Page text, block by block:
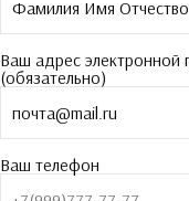
Ваш адрес электронной
(обязательно)
Ваш телефон